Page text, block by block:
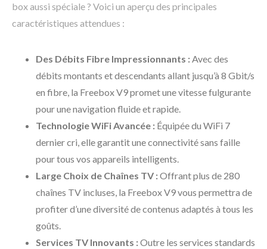
box aussi spéciale ? Voici un aperçu des principales
caractéristiques attendues :
Des Débits Fibre Impressionnants :Avec des
débits montants et descendants allant jusqu’à 8 Gbit/s
en fibre, la Freebox V9 promet une vitesse fulgurante
pour une navigation fluide et rapide.
Technologie WiFi Avancée : Équipée du WiFi 7
dernier cri, elle garantit une connectivité sans faille
pour tous vos appareils intelligents.
Large Choix de Chaînes TV :Offrant plus de 280
chaînes TV incluses, la Freebox V9 vous permettra de
profiter d’une diversité de contenus adaptés à tous les
goûts.
Services TV Innovants :Outre les services standards